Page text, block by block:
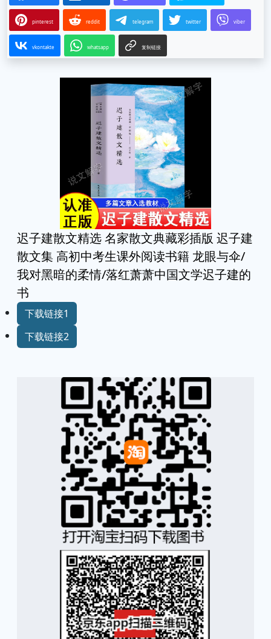
pinterest reddit telegram twitter viber
vkontakte whatsapp 复制链接
迟子建散文精选 名家散文典藏彩插版 迟子建
散文集 高初中考生课外阅读书籍 龙眼与伞/
我对黑暗的柔情/落红萧萧中国文学迟子建的
书
下载链接1
下载链接2